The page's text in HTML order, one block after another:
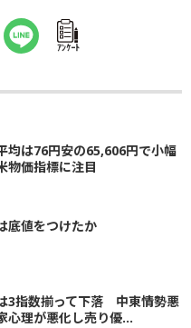
ｱﾝｹｰﾄ
均は76円安の65,606円で小幅
価指標に注目
底値をつけたか
3指数揃って下落 中東情勢悪
心理が悪化し売り優...